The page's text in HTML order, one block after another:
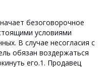
безоговорочное
условиями
В случае несогласия с
обязан воздержаться
его.1. Продавец